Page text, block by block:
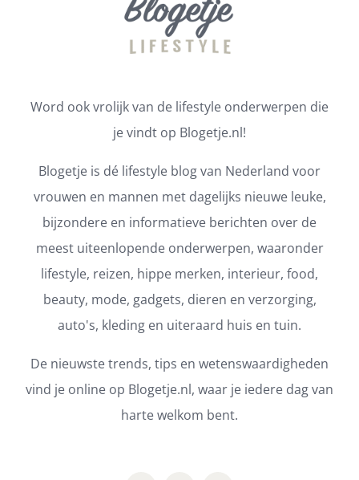
Word ook vrolijk van de lifestyle onderwerpen die
je vindt op Blogetje.nl!
Blogetje is dé lifestyle blog van Nederland voor
vrouwen en mannen met dagelijks nieuwe leuke,
bijzondere en informatieve berichten over de
meest uiteenlopende onderwerpen, waaronder
lifestyle, reizen, hippe merken, interieur, food,
beauty, mode, gadgets, dieren en verzorging,
auto's, kleding en uiteraard huis en tuin.
De nieuwste trends, tips en wetenswaardigheden
vind je online op Blogetje.nl, waar je iedere dag van
harte welkom bent.